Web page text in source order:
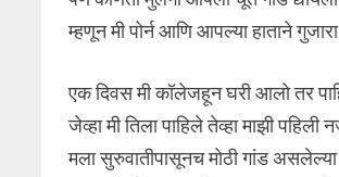
म्हणून मी पोर्न आणि आपल्या हाताने
एक दिवस मी कॉलेजहून घरी आलो तर
जेव्हा मी तिला पाहिले तेव्हा माझी पहिली
मला सुरुवातीपासूनच मोठी गांड